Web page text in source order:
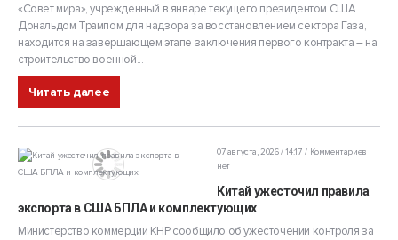
«Совет мира», учрежденный в январе текущего президентом США
Дональдом Трампом для надзора за восстановлением сектора Газа,
находится на завершающем этапе заключения первого контракта – на
строительство военной...
Читать далее
07 августа, 2026 / 14:17
Комментариев
нет
Китай ужесточил правила
экспорта в США БПЛА и комплектующих
Министерство коммерции КНР сообщило об ужесточении контроля за